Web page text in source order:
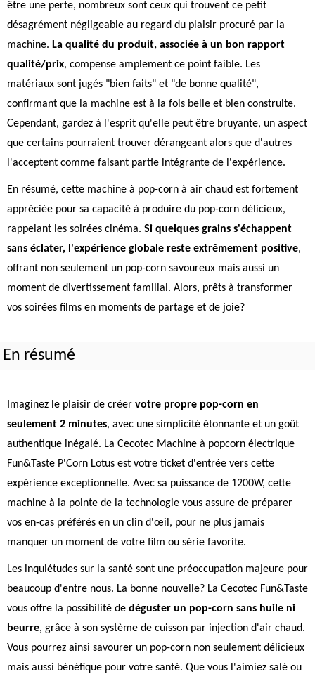
être une perte, nombreux sont ceux qui trouvent ce petit
désagrément négligeable au regard du plaisir procuré par la
machine. La qualité du produit, associée à un bon rapport
qualité/prix, compense amplement ce point faible. Les
matériaux sont jugés "bien faits" et "de bonne qualité",
confirmant que la machine est à la fois belle et bien construite.
Cependant, gardez à l'esprit qu'elle peut être bruyante, un aspect
que certains pourraient trouver dérangeant alors que d'autres
l'acceptent comme faisant partie intégrante de l'expérience.
En résumé, cette machine à pop-corn à air chaud est fortement
appréciée pour sa capacité à produire du pop-corn délicieux,
rappelant les soirées cinéma. Si quelques grains s'échappent
sans éclater, l'expérience globale reste extrêmement positive,
offrant non seulement un pop-corn savoureux mais aussi un
moment de divertissement familial. Alors, prêts à transformer
vos soirées films en moments de partage et de joie?
En résumé
Imaginez le plaisir de créer votre propre pop-corn en
seulement 2 minutes, avec une simplicité étonnante et un goût
authentique inégalé. La Cecotec Machine à popcorn électrique
Fun&Taste P'Corn Lotus est votre ticket d'entrée vers cette
expérience exceptionnelle. Avec sa puissance de 1200W, cette
machine à la pointe de la technologie vous assure de préparer
vos en-cas préférés en un clin d'œil, pour ne plus jamais
manquer un moment de votre film ou série favorite.
Les inquiétudes sur la santé sont une préoccupation majeure pour
beaucoup d'entre nous. La bonne nouvelle? La Cecotec Fun&Taste
vous offre la possibilité de déguster un pop-corn sans huile ni
beurre, grâce à son système de cuisson par injection d'air chaud.
Vous pourrez ainsi savourer un pop-corn non seulement délicieux
mais aussi bénéfique pour votre santé. Que vous l'aimiez salé ou